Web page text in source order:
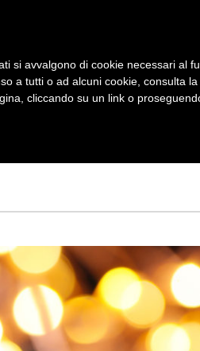
A
V
G
Z
I
O
N
E
si avvalgono di cookie necessari al
a tutti o ad alcuni cookie, consulta la
cliccando su un link o